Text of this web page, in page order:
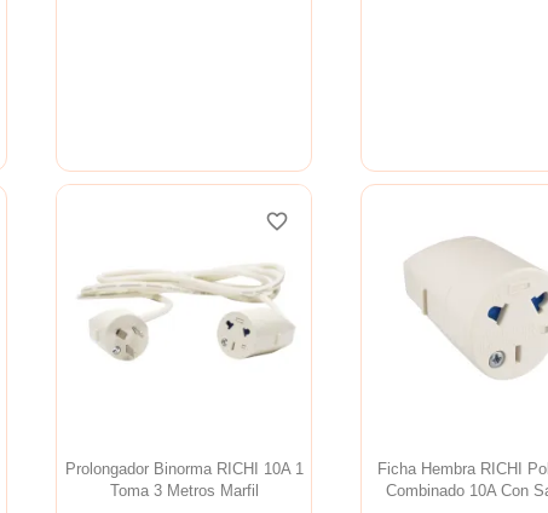
Prolongador Binorma RICHI 10A 1
Toma 3 Metros Marfil
favorite_border
favorite_border
favorite_border
Ficha Hembra RICHI
Combinado 10A Con